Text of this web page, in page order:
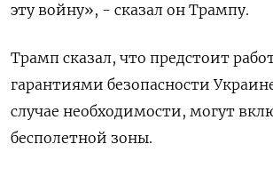
⁠эту войну», - сказал он Трампу.
Трамп сказал, что предстоит
‌гарантиями безопасности
случае необходимости, ‌могут
бесполетной зоны.